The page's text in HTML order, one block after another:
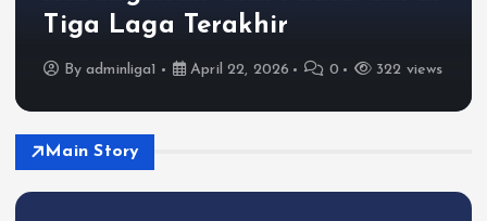
Tiga Laga Terakhir
Byadminliga1 April 22, 2026 0 322 views
Main Story